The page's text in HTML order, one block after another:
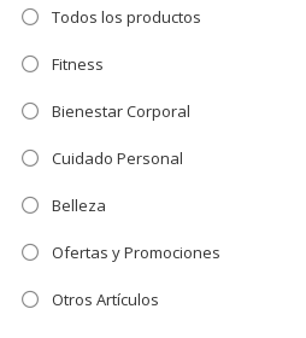
Todos los productos
Fitness
Bienestar Corporal
Cuidado Personal
Belleza
Ofertas y Promociones
Otros Artículos